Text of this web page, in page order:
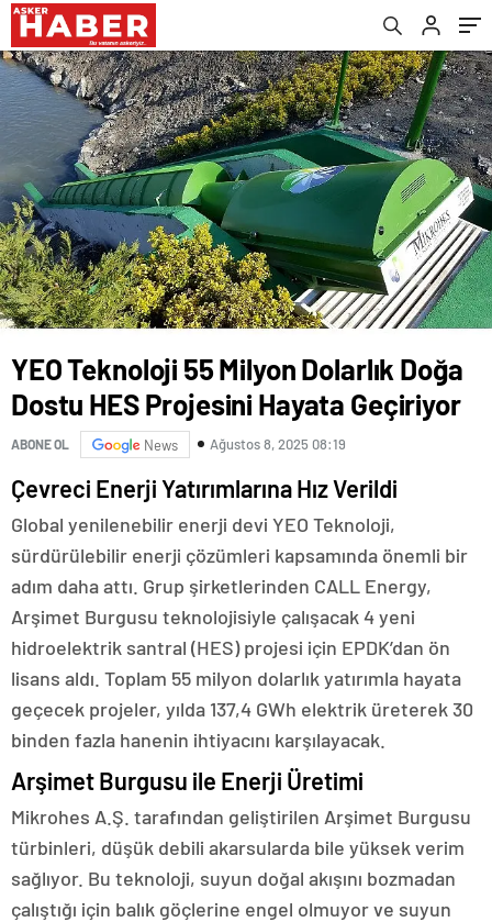
YEO Teknoloji 55 Milyon Dolarlık Doğa
Dostu HES Projesini Hayata Geçiriyor
ABONE OL News Ağustos 8, 2025 08:19
Çevreci Enerji Yatırımlarına Hız Verildi
Global yenilenebilir enerji devi YEO Teknoloji,
sürdürülebilir enerji çözümleri kapsamında önemli bir
adım daha attı. Grup şirketlerinden CALL Energy,
Arşimet Burgusu teknolojisiyle çalışacak 4 yeni
hidroelektrik santral (HES) projesi için EPDK’dan ön
lisans aldı. Toplam 55 milyon dolarlık yatırımla hayata
geçecek projeler, yılda 137,4 GWh elektrik üreterek 30
binden fazla hanenin ihtiyacını karşılayacak.
Arşimet Burgusu ile Enerji Üretimi
Mikrohes A.Ş. tarafından geliştirilen Arşimet Burgusu
türbinleri, düşük debili akarsularda bile yüksek verim
sağlıyor. Bu teknoloji, suyun doğal akışını bozmadan
çalıştığı için balık göçlerine engel olmuyor ve suyun